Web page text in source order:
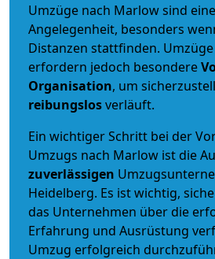
Umzüge nach Marlow sind
Angelegenheit, besonders
Distanzen stattfinden.
erfordern jedoch besondere
Organisation, um
reibungslosverläuft.
Ein wichtiger Schritt bei der
Umzugs nach Marlow ist die
zuverlässigen
Heidelberg. Es ist wichtig,
das Unternehmen über die
Erfahrung und Ausrüstung
Umzug erfolgreich